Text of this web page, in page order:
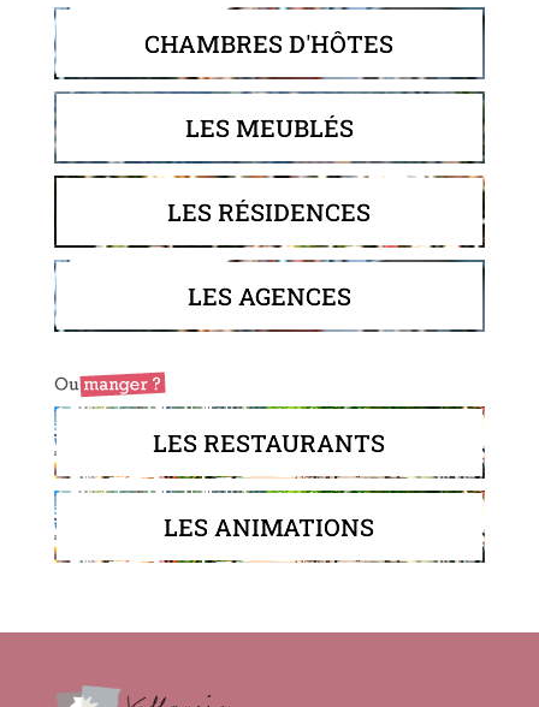
CHAMBRES D'HÔTES
LES MEUBLÉS
LES RÉSIDENCES
LES AGENCES
LES RESTAURANTS
LES ANIMATIONS